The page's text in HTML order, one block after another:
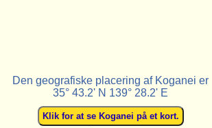
Den geografiske placering af Koganei er
35° 43.2' N 139° 28.2' E